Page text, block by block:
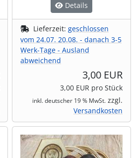
Details
Lieferzeit: geschlossen
vom 24.07. 20.08. - danach 3-5
Werk-Tage - Ausland
abweichend
3,00 EUR
3,00 EUR pro Stück
inkl. deutscher 19 % MwSt. zzgl.
Versandkosten